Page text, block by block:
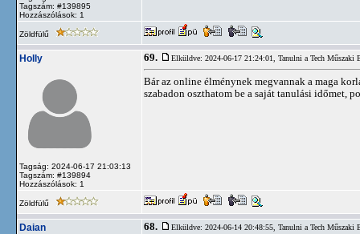
Tagszám: #139895
Hozzászólások: 1
Zöldfülű
Holly
Tagság: 2024-06-17 21:03:13
Tagszám: #139894
Hozzászólások: 1
69. Elküldve: 2024-06-17 21:24:01, Tanulni a Tech Műszaki
Bár az online élménynek megvannak a maga
szabadon oszthatom be a saját tanulási időmet,
Zöldfülű
Daian 68. Elküldve: 2024-06-14 20:48:55, Tanulni a Tech Műszaki